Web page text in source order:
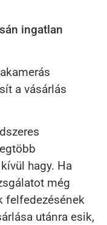
ingatlan
a vásárlás
hagy. Ha
még
felfedezésének
utánra esik,